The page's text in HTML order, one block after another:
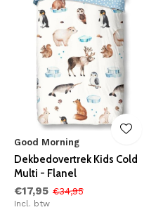
Good Morning
Dekbedovertrek Kids Cold
Multi - Flanel
€17,95 €34,95
Incl. btw